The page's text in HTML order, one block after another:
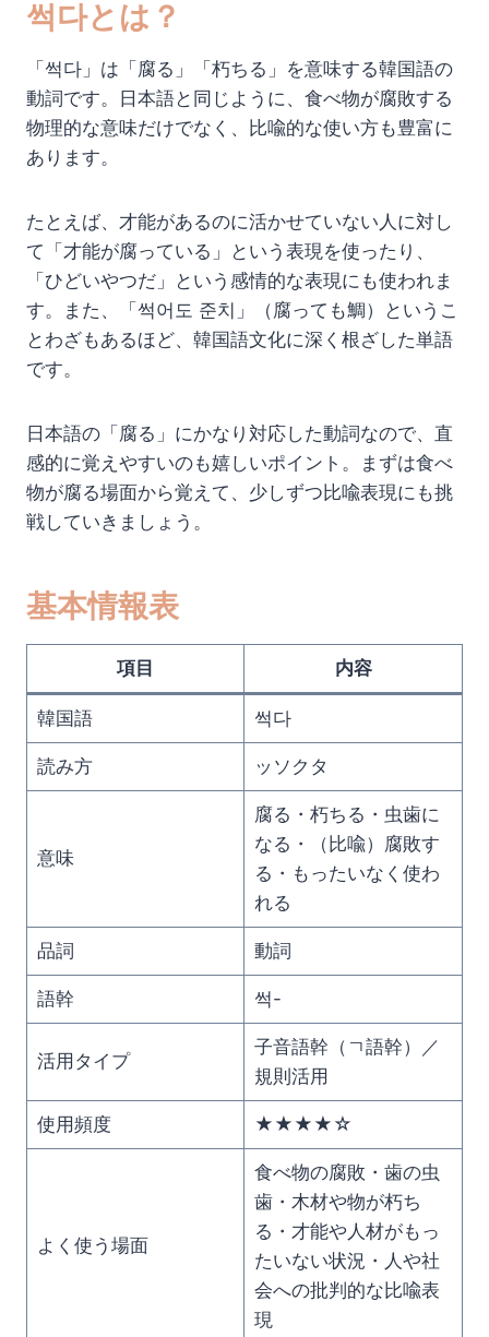
썩다とは？
「썩다」は「腐る」「朽ちる」を意味する韓国語の
動詞です。日本語と同じように、食べ物が腐敗する
物理的な意味だけでなく、比喩的な使い方も豊富に
あります。
たとえば、才能があるのに活かせていない人に対し
て「才能が腐っている」という表現を使ったり、
「ひどいやつだ」という感情的な表現にも使われま
す。また、「썩어도 준치」（腐っても鯛）というこ
とわざもあるほど、韓国語文化に深く根ざした単語
です。
日本語の「腐る」にかなり対応した動詞なので、直
感的に覚えやすいのも嬉しいポイント。まずは食べ
物が腐る場面から覚えて、少しずつ比喩表現にも挑
戦していきましょう。
基本情報表
項目 内容
韓国語 썩다
読み方 ッソクタ
意味
腐る・朽ちる・虫歯に
なる・（比喩）腐敗す
る・もったいなく使わ
れる
品詞 動詞
語幹 썩-
活用タイプ
子音語幹（ㄱ語幹）／
規則活用
使用頻度 ★★★★☆
よく使う場面
食べ物の腐敗・歯の虫
歯・木材や物が朽ち
る・才能や人材がもっ
たいない状況・人や社
会への批判的な比喩表
現